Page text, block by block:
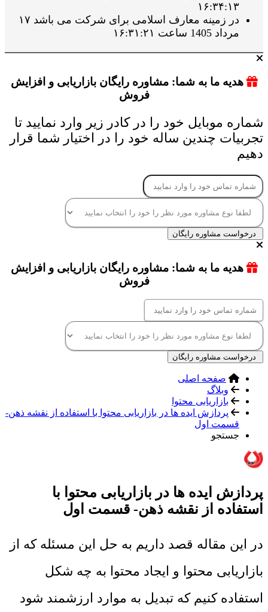
۱۶:۳۴:۱۳
در زمینه معارف اسلامی برای شرکت می باشد ۱۷
مرداد 1405 ساعت ۱۶:۳۱:۲۱
هدیه ما به شما: مشاوره رایگان بازاریابی و افزایش
فروش
شماره موبایل خود را در کادر زیر وارد نمایید تا
تجربیات چندین ساله خود را در اختیار شما قرار
دهیم
درخواست مشاوره رایگان
هدیه ما به شما: مشاوره رایگان بازاریابی و افزایش
فروش
درخواست مشاوره رایگان
صفحه اصلی
وبلاگ
بازاریابی محتوا
پردازش ایده ها در بازاریابی محتوا با استفاده از نقشه ذهن-
قسمت اول
جستجو
پردازش ایده ها در بازاریابی محتوا با
استفاده از نقشه ذهن- قسمت اول
در این مقاله قصد داریم به حل این مسئله که از
بازاریابی محتوا و ایجاد محتوا به چه شکل
استفاده کنیم که تبدیل به موارد ارزشمند شود